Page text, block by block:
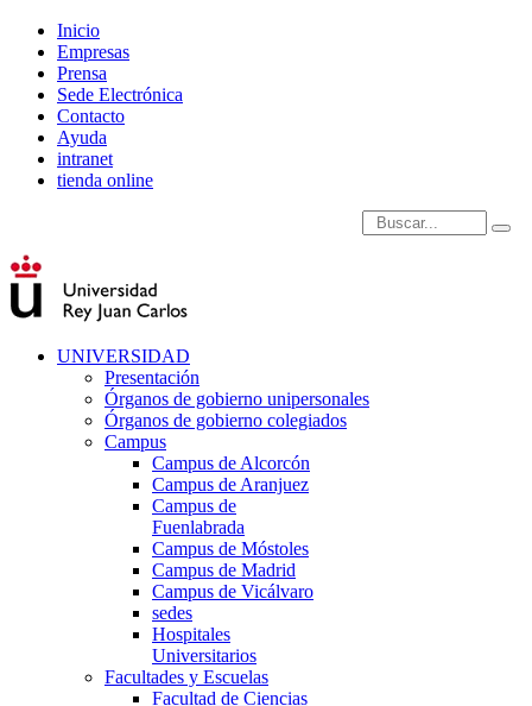
Inicio
Empresas
Prensa
Sede Electrónica
Contacto
Ayuda
intranet
tienda online
Introduce términos de
UNIVERSIDAD
Presentación
Órganos de gobierno unipersonales
Órganos de gobierno colegiados
Campus
Campus de Alcorcón
Campus de Aranjuez
Campus de
Fuenlabrada
Campus de Móstoles
Campus de Madrid
Campus de Vicálvaro
sedes
Hospitales
Universitarios
Facultades y Escuelas
Facultad de Ciencias